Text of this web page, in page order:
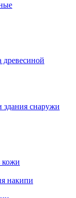
древесиной
здания снаружи
кожи
накипи